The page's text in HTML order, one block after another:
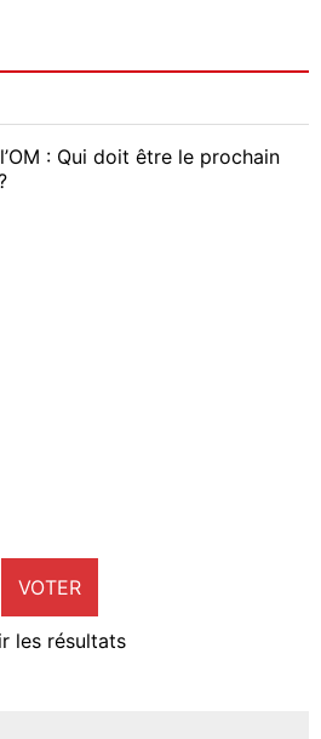
: Qui doit être le prochain
VOTER
les résultats